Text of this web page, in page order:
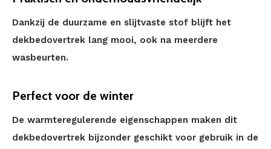
Dankzij de duurzame en slijtvaste stof blijft het
dekbedovertrek lang mooi, ook na meerdere
wasbeurten.
Perfect voor de winter
De warmteregulerende eigenschappen maken dit
dekbedovertrek bijzonder geschikt voor gebruik in de